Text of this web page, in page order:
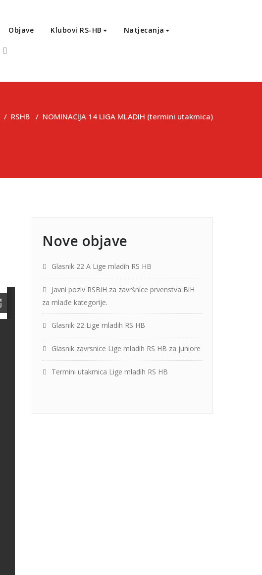
Objave Klubovi RS-HB Natjecanja
/ RSHB / NOMINACIJA 14 LIGA MLADIH (termini utakmica)
Nove objave
Glasnik 22 A Lige mladih RS HB
Javni poziv RSBiH za završnice prvenstva BiH
za mlađe kategorije.
Glasnik 22 Lige mladih RS HB
Glasnik zavrsnice Lige mladih RS HB za juniore
Termini utakmica Lige mladih RS HB